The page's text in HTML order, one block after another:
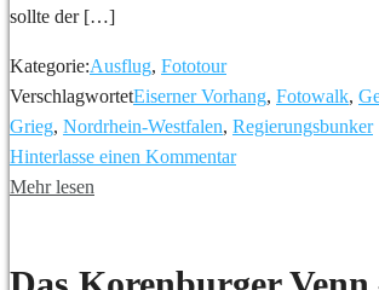
sollte der […]
Kategorie:Ausflug, Fototour
VerschlagwortetEiserner Vorhang, Fotowalk,
Grieg, Nordrhein-Westfalen, Regierungsbunker
Hinterlasse einen Kommentar
Mehr lesen